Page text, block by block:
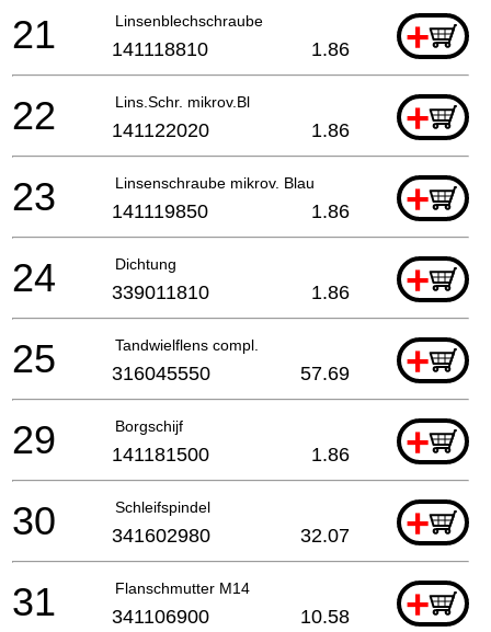
Linsenblechschraube +
21 141118810 1.86
Lins.Schr. mikrov.Bl +
22 141122020 1.86
Linsenschraube mikrov. Blau +
23 141119850 1.86
Dichtung +
24 339011810 1.86
Tandwielflens compl. +
25 316045550 57.69
Borgschijf +
29 141181500 1.86
Schleifspindel +
30 341602980 32.07
Flanschmutter M14 +
31 341106900 10.58